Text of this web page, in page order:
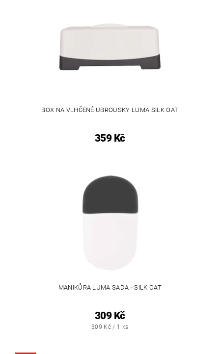
BOX NA VLHČENÉ UBROUSKY LUMA SILK OAT
359 Kč
MANIKŮRA LUMA SADA - SILK OAT
309 Kč
309 Kč / 1 ks